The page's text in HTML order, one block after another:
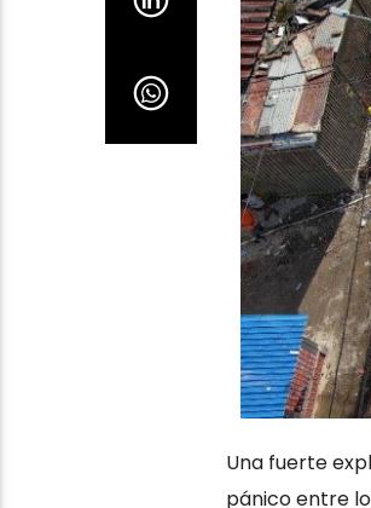
Una fuerte
pánico entre